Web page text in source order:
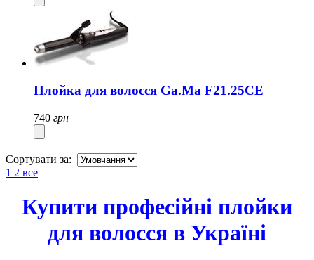
Плойка для волосся Ga.Ma F21.25CE
740 грн
Сортувати за:
1 2 все
Купити професійні плойки
для волосся в Україні